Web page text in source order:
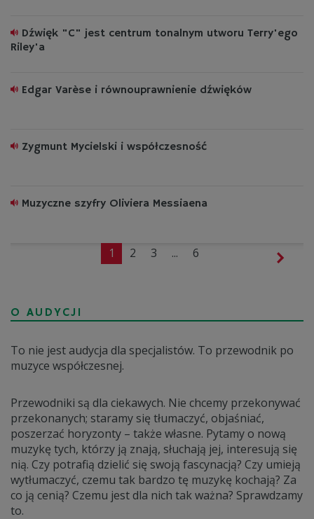
Dźwięk "C" jest centrum tonalnym utworu Terry'ego
Riley'a
Edgar Varèse i równouprawnienie dźwięków
Zygmunt Mycielski i współczesność
Muzyczne szyfry Oliviera Messiaena
1 2 3 ... 6
O AUDYCJI
To nie jest audycja dla specjalistów. To przewodnik po
muzyce współczesnej.
Przewodniki są dla ciekawych. Nie chcemy przekonywać
przekonanych; staramy się tłumaczyć, objaśniać,
poszerzać horyzonty – także własne. Pytamy o nową
muzykę tych, którzy ją znają, słuchają jej, interesują się
nią. Czy potrafią dzielić się swoją fascynacją? Czy umieją
wytłumaczyć, czemu tak bardzo tę muzykę kochają? Za
co ją cenią? Czemu jest dla nich tak ważna? Sprawdzamy
to.